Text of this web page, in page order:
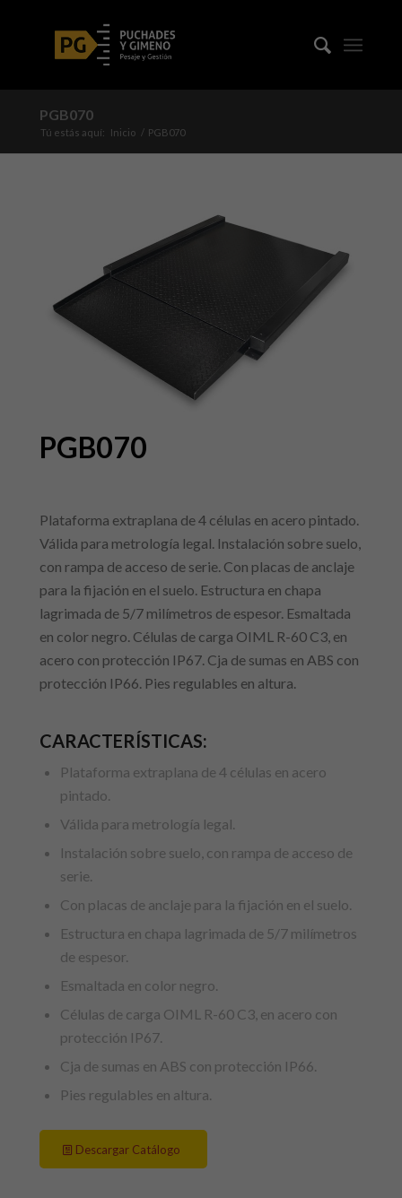
PGB070
Tú estás aquí: Inicio / PGB070
PGB070
Plataforma extraplana de 4 células en acero pintado.
Válida para metrología legal. Instalación sobre suelo,
con rampa de acceso de serie. Con placas de anclaje
para la fijación en el suelo. Estructura en chapa
lagrimada de 5/7 milímetros de espesor. Esmaltada
en color negro. Células de carga OIML R-60 C3, en
acero con protección IP67. Cja de sumas en ABS con
protección IP66. Pies regulables en altura.
CARACTERÍSTICAS:
Plataforma extraplana de 4 células en acero
pintado.
Válida para metrología legal.
Instalación sobre suelo, con rampa de acceso de
serie.
Con placas de anclaje para la fijación en el suelo.
Estructura en chapa lagrimada de 5/7 milímetros
de espesor.
Esmaltada en color negro.
Células de carga OIML R-60 C3, en acero con
protección IP67.
Cja de sumas en ABS con protección IP66.
Pies regulables en altura.
Descargar Catálogo